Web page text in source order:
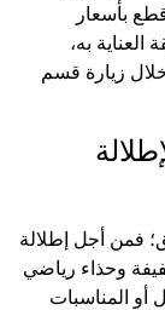
بأسعار
به،
زيارة قسم
فمن أجل إطلالة
وحذاء رياضي
أو المناسبات